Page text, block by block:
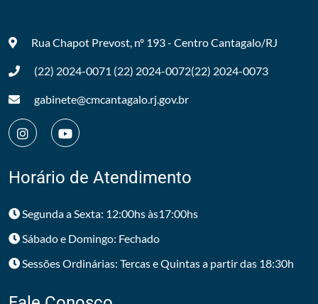
Rua Chapot Prevost, nº 193 - CentroCantagalo/RJ
(22) 2024-0071 (22) 2024-0072(22) 2024-0073
gabinete@cmcantagalo.rj.gov.br
Horário de Atendimento
Segunda a Sexta: 12:00hs às17:00hs
Sábado e Domingo: Fechado
Sessões Ordinárias: Tercas e Quintas a partir das 18:30h